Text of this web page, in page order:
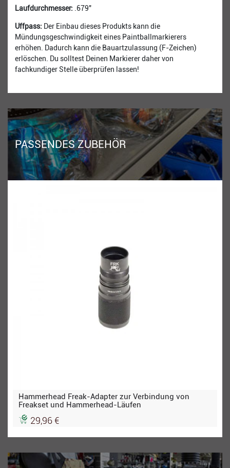
Laufdurchmesser: .679"
Uffpass: Der Einbau dieses Produkts kann die
Mündungsgeschwindigkeit eines Paintballmarkierers
erhöhen. Dadurch kann die Bauartzulassung (F-Zeichen)
erlöschen. Du solltest Deinen Markierer daher von
fachkundiger Stelle überprüfen lassen!
PASSENDES ZUBEHÖR
Hammerhead Freak-Adapter zur Verbindung von
Freakset und Hammerhead-Läufen
29,96 €